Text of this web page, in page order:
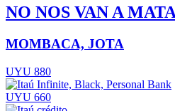
NO NOS VAN A
MOMBACA, JOTA
UYU 880
UYU 660